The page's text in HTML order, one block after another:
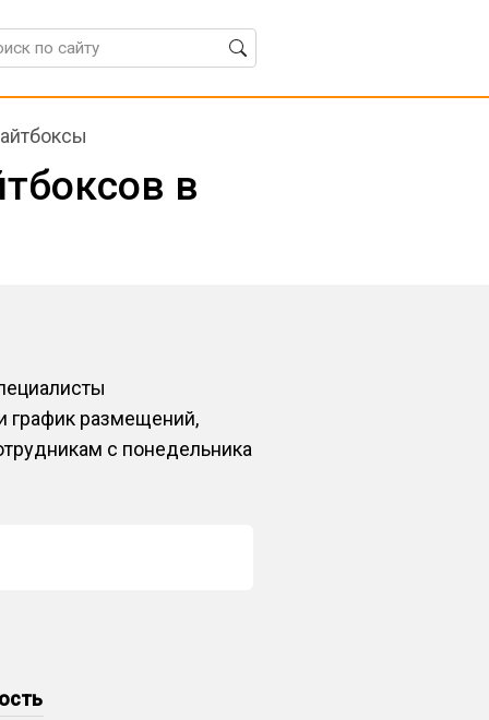
в
график размещений,
с понедельника